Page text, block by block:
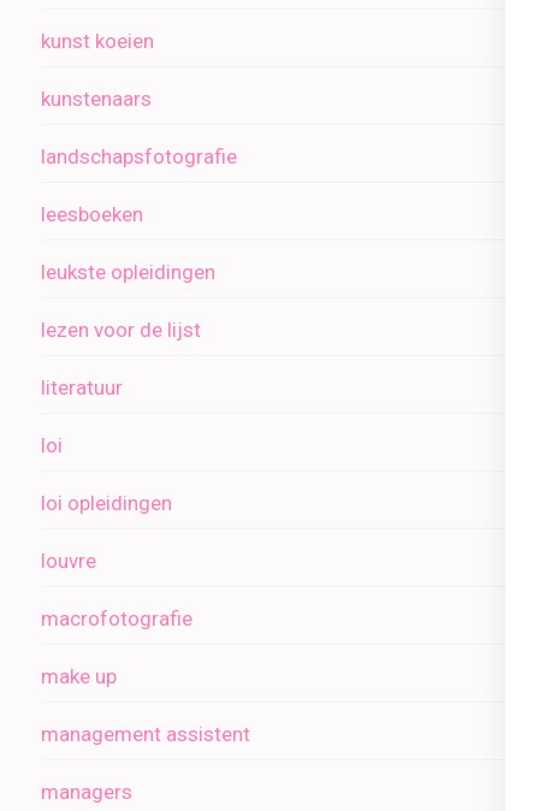
kunst koeien
kunstenaars
landschapsfotografie
leesboeken
leukste opleidingen
lezen voor de lijst
literatuur
loi
loi opleidingen
louvre
macrofotografie
make up
management assistent
managers